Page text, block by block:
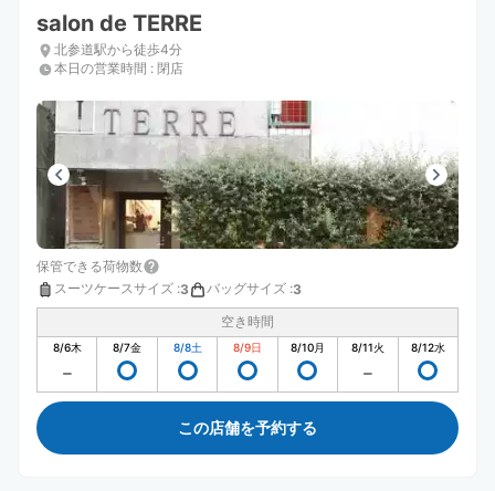
the
keyboard
shortcuts
for
changing
dates.
the
keyboard
shortcuts
for
changing
dates.
salon de TERRE
北参道駅から徒歩4分
本日の営業時間 : 閉店
保管できる荷物数
スーツケースサイズ :3 バッグサイズ :3
空き時間
8/6木 8/7金 8/8土 8/9日 8/10月 8/11火 8/12水
この店舗を予約する